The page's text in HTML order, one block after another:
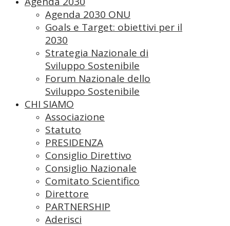
Agenda 2030 ONU
Goals e Target: obiettivi per il
2030
Strategia Nazionale di
Sviluppo Sostenibile
Forum Nazionale dello
Sviluppo Sostenibile
CHI SIAMO
Associazione
Statuto
PRESIDENZA
Consiglio Direttivo
Consiglio Nazionale
Comitato Scientifico
Direttore
PARTNERSHIP
Aderisci